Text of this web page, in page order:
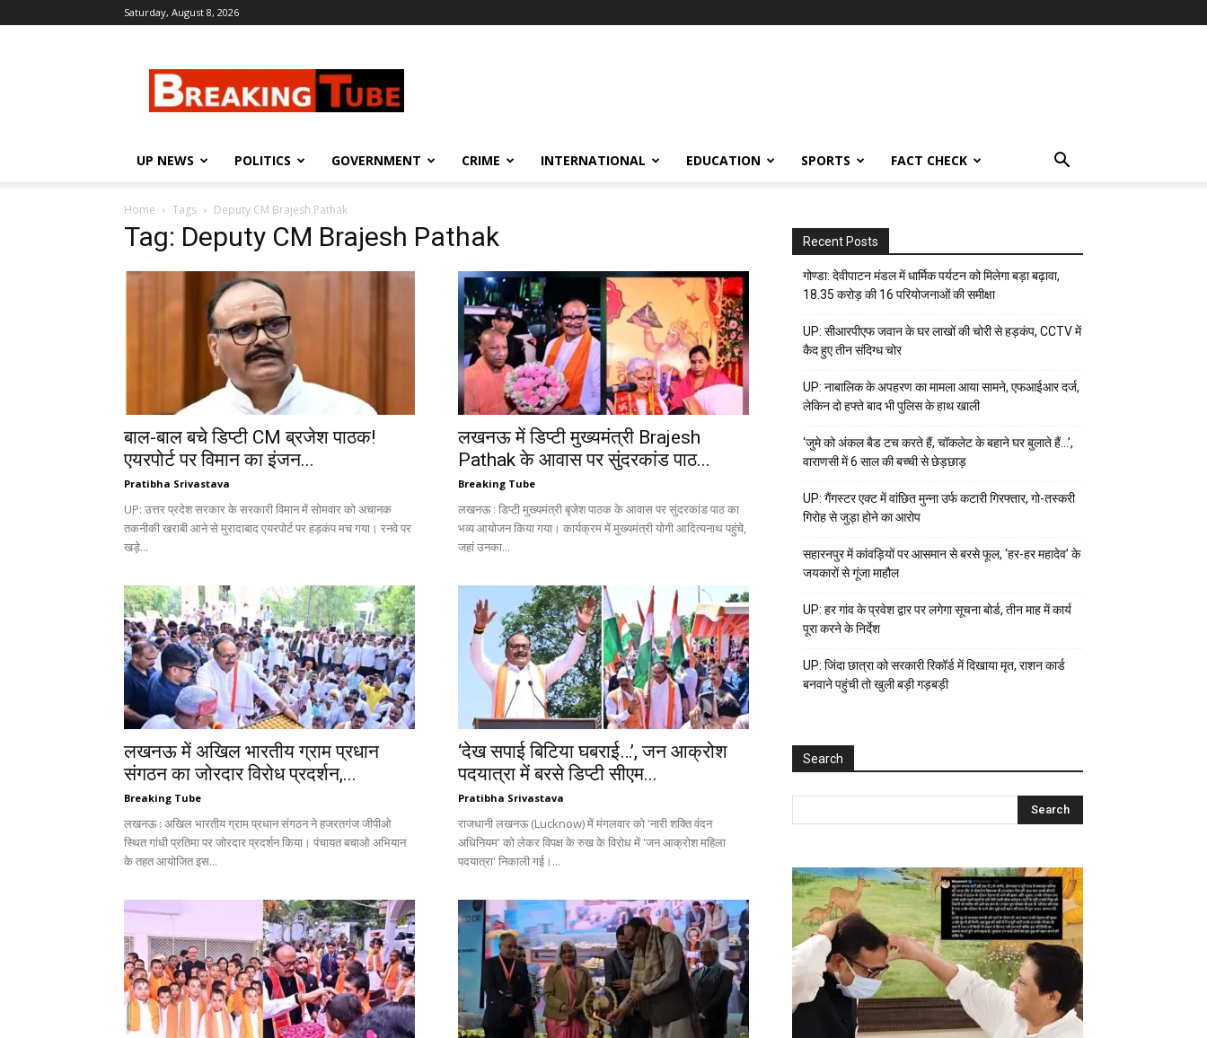
Saturday, August 8, 2026
UP NEWS POLITICS GOVERNMENT CRIME INTERNATIONAL EDUCATION SPORTS FACT CHECK
Home Tags Deputy CM Brajesh Pathak
Tag: Deputy CM Brajesh Pathak
बाल-बाल बचे डिप्टी CM ब्रजेश पाठक!
एयरपोर्ट पर विमान का इंजन...
Pratibha Srivastava
UP: उत्तर प्रदेश सरकार के सरकारी विमान में सोमवार को अचानक
तकनीकी खराबी आने से मुरादाबाद एयरपोर्ट पर हड़कंप मच गया। रनवे पर
खड़े...
लखनऊ में डिप्टी मुख्यमंत्री Brajesh
Pathak के आवास पर सुंदरकांड पाठ...
Breaking Tube
लखनऊ : डिप्टी मुख्यमंत्री बृजेश पाठक के आवास पर सुंदरकांड पाठ का
भव्य आयोजन किया गया। कार्यक्रम में मुख्यमंत्री योगी आदित्यनाथ पहुंचे,
जहां उनका...
लखनऊ में अखिल भारतीय ग्राम प्रधान
संगठन का जोरदार विरोध प्रदर्शन,...
Breaking Tube
लखनऊ : अखिल भारतीय ग्राम प्रधान संगठन ने हजरतगंज जीपीओ
स्थित गांधी प्रतिमा पर जोरदार प्रदर्शन किया। पंचायत बचाओ अभियान
के तहत आयोजित इस...
‘देख सपाई बिटिया घबराई…’, जन आक्रोश
पदयात्रा में बरसे डिप्टी सीएम...
Pratibha Srivastava
राजधानी लखनऊ (Lucknow) में मंगलवार को 'नारी शक्ति वंदन
अधिनियम' को लेकर विपक्ष के रुख के विरोध में 'जन आक्रोश महिला
पदयात्रा' निकाली गई।...
Recent Posts
गोण्डा: देवीपाटन मंडल में धार्मिक पर्यटन को मिलेगा बड़ा बढ़ावा,
18.35 करोड़ की 16 परियोजनाओं की समीक्षा
UP: सीआरपीएफ जवान के घर लाखों की चोरी से हड़कंप, CCTV में
कैद हुए तीन संदिग्ध चोर
UP: नाबालिक के अपहरण का मामला आया सामने, एफआईआर दर्ज,
लेकिन दो हफ्ते बाद भी पुलिस के हाथ खाली
‘जुमे को अंकल बैड टच करते हैं, चॉकलेट के बहाने घर बुलाते हैं…’,
वाराणसी में 6 साल की बच्ची से छेड़छाड़
UP: गैंगस्टर एक्ट में वांछित मुन्ना उर्फ कटारी गिरफ्तार, गो-तस्करी
गिरोह से जुड़ा होने का आरोप
सहारनपुर में कांवड़ियों पर आसमान से बरसे फूल, ‘हर-हर महादेव’ के
जयकारों से गूंजा माहौल
UP: हर गांव के प्रवेश द्वार पर लगेगा सूचना बोर्ड, तीन माह में कार्य
पूरा करने के निर्देश
UP: जिंदा छात्रा को सरकारी रिकॉर्ड में दिखाया मृत, राशन कार्ड
बनवाने पहुंची तो खुली बड़ी गड़बड़ी
Search